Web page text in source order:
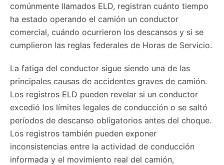
comúnmente llamados ELD, registran cuánto tiempo
ha estado operando el camión un conductor
comercial, cuándo ocurrieron los descansos y si se
cumplieron las reglas federales de Horas de Servicio.
La fatiga del conductor sigue siendo una de las
principales causas de accidentes graves de camión.
Los registros ELD pueden revelar si un conductor
excedió los límites legales de conducción o se saltó
períodos de descanso obligatorios antes del choque.
Los registros también pueden exponer
inconsistencias entre la actividad de conducción
informada y el movimiento real del camión,